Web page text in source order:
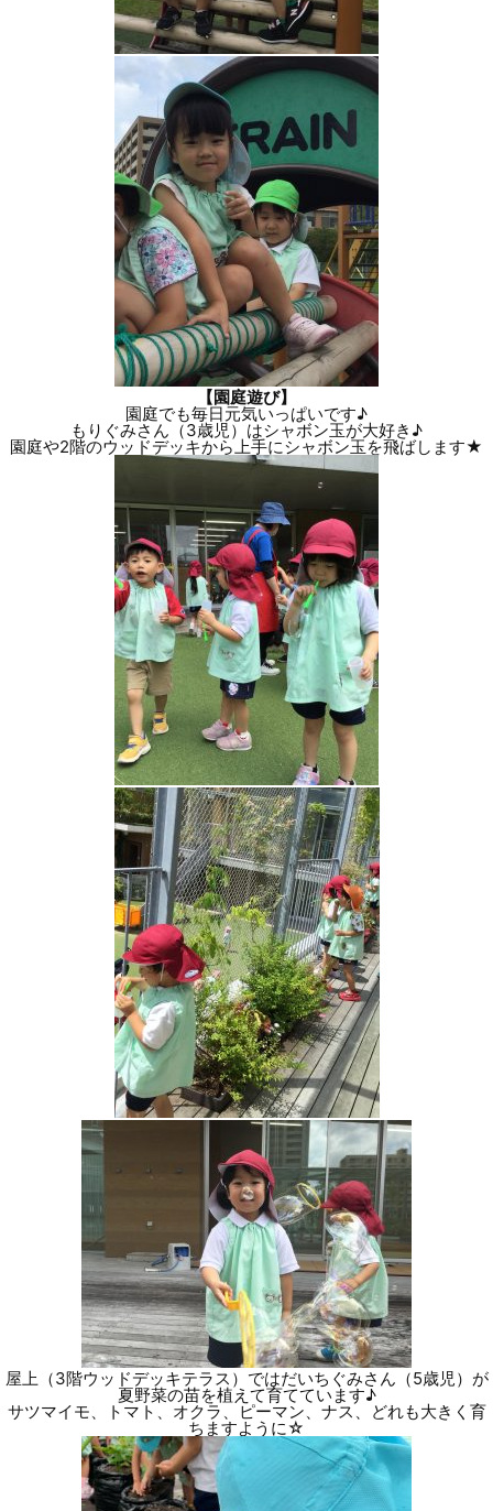
【園庭遊び】
園庭でも毎日元気いっぱいです♪
もりぐみさん（3歳児）はシャボン玉が大好き♪
園庭や2階のウッドデッキから上手にシャボン玉を飛ばします★
屋上（3階ウッドデッキテラス）ではだいちぐみさん（5歳児）が
夏野菜の苗を植えて育てています♪
サツマイモ、トマト、オクラ、ピーマン、ナス、どれも大きく育
ちますように☆